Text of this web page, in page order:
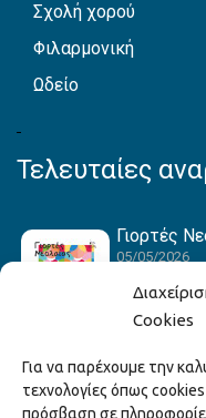
Cookies
Για να παρέχουμε την
τεχνολογίες όπως
πρόσβαση σε
Σχολή χορού
Φιλαρμονική
Ωδείο
Τελευταίες
Γιορτές
05/05/2026
Hack the
Αθλήματα!
Game